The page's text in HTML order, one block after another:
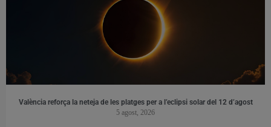
València reforça la neteja de les platges per a l’eclipsi solar del 12 d’agost
5 agost, 2026